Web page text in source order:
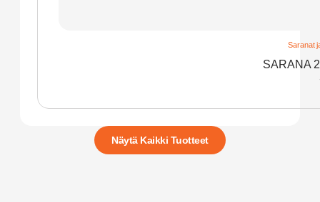
Näytä Kaikki Tuotteet
Saranat
SARANA